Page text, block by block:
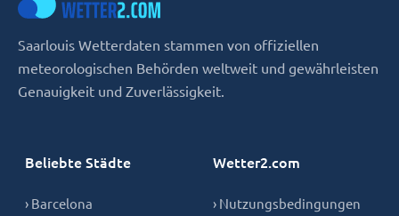
Saarlouis Wetterdaten stammen von offiziellen
meteorologischen Behörden weltweit und gewährleisten
Genauigkeit und Zuverlässigkeit.
Beliebte Städte
› Barcelona
Wetter2.com
› Nutzungsbedingungen